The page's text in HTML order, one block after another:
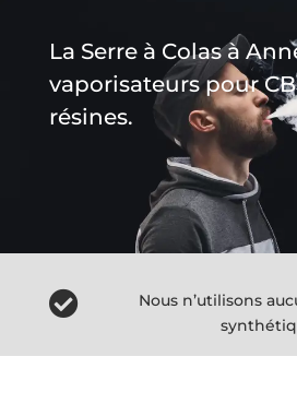
La Serre à Colas à
vaporisateurs pour
résines.

Nous n’utilisons
Trim
71,00€